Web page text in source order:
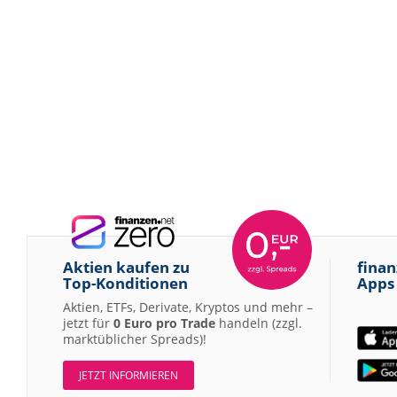
Aktien kaufen zu
Top-Konditionen
Aktien, ETFs, Derivate, Kryptos und mehr –
jetzt für 0 Euro pro Trade handeln (zzgl.
marktüblicher Spreads)!
JETZT INFORMIEREN
Apps